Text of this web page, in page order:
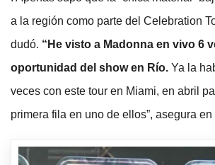
a la región como parte del Celebration
dudó. “He visto a Madonna en vivo 6
oportunidad del show en Río. Ya la
veces con este tour en Miami, en abril
primera fila en uno de ellos”, asegura